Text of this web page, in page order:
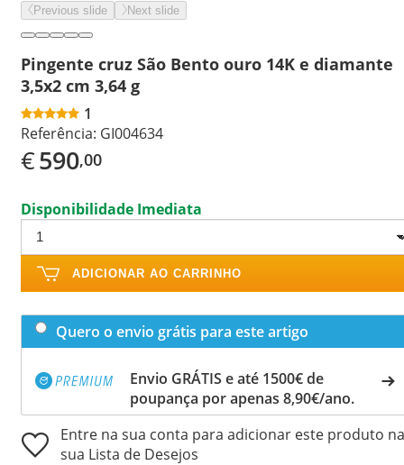
Previous slide Next slide
Pingente cruz São Bento ouro 14K e diamante
3,5x2 cm 3,64 g
1
Referência: GI004634
€590,00
Disponibilidade Imediata
ADICIONAR AO CARRINHO
Quero o envio grátis para este artigo
Envio GRÁTIS e até 1500€ de
poupança por apenas 8,90€/ano.
Entre na sua conta para adicionar este produto na
sua Lista de Desejos